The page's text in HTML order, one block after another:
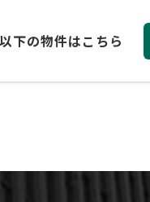
下の物件はこちら